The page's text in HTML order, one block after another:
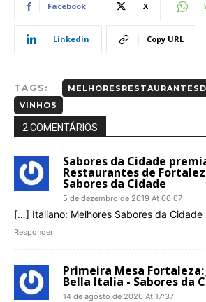
Facebook X
Linkedin Copy URL
TAGS:
VINHOS
2 COMENTÁRIOS
Sabores da Cidade
Restaurantes de
Sabores da Cidade
5 de dezembro de 2019 At 00:07
[…] Italiano: Melhores Sabores da
Responder
Primeira Mesa Fortaleza:
Bella Italia - Sabores da
14 de agosto de 2020 At 17:37